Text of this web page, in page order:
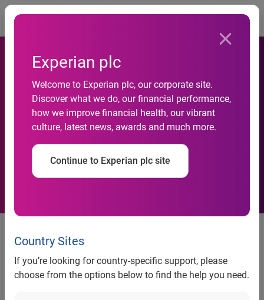
Experian plc
Welcome to Experian plc, our corporate site.
Discover what we do, our financial performance,
how we improve financial health, our vibrant
culture, latest news, awards and much more.
Continue to Experian plc site
Country Sites
If you’re looking for country-specific support, please
choose from the options below to find the help you need.
Share mensal de buscas do
Google atinge 92,15% em
janeiro, aponta Serasa
Experian Hitwise
Bing ganha relevância e sobe
para o segundo lugar em
comparação anual